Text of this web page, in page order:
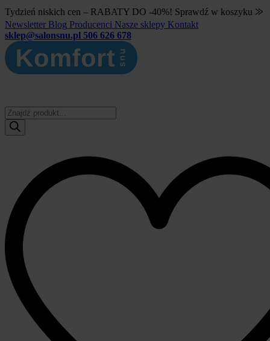
Tydzień niskich cen – RABATY DO -40%! Sprawdź w koszyku ⨠
Newsletter Blog Producenci Nasze sklepy Kontakt
sklep@salonsnu.pl 506 626 678
Wyszukiwarka
produktów